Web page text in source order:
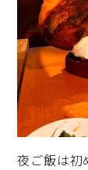
夜ご飯は初